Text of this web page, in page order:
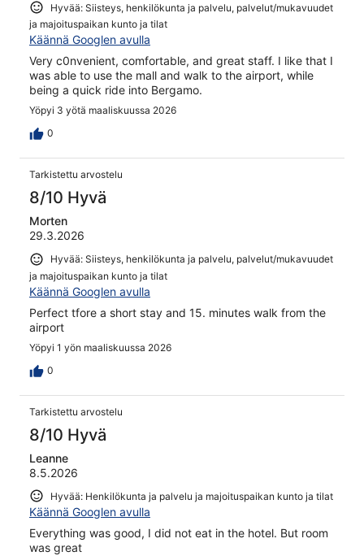
Hyvää: Siisteys, henkilökunta ja palvelu, palvelut/mukavuudet
ja majoituspaikan kunto ja tilat
Käännä Googlen avulla
Very c0nvenient, comfortable, and great staff. I like that I
was able to use the mall and walk to the airport, while
being a quick ride into Bergamo.
Yöpyi 3 yötä maaliskuussa 2026
0
Tarkistettu arvostelu
8/10 Hyvä
Morten
29.3.2026
Hyvää: Siisteys, henkilökunta ja palvelu, palvelut/mukavuudet
ja majoituspaikan kunto ja tilat
Käännä Googlen avulla
Perfect tfore a short stay and 15. minutes walk from the
airport
Yöpyi 1 yön maaliskuussa 2026
0
Tarkistettu arvostelu
8/10 Hyvä
Leanne
8.5.2026
Hyvää: Henkilökunta ja palvelu ja majoituspaikan kunto ja tilat
Käännä Googlen avulla
Everything was good, I did not eat in the hotel. But room
was great